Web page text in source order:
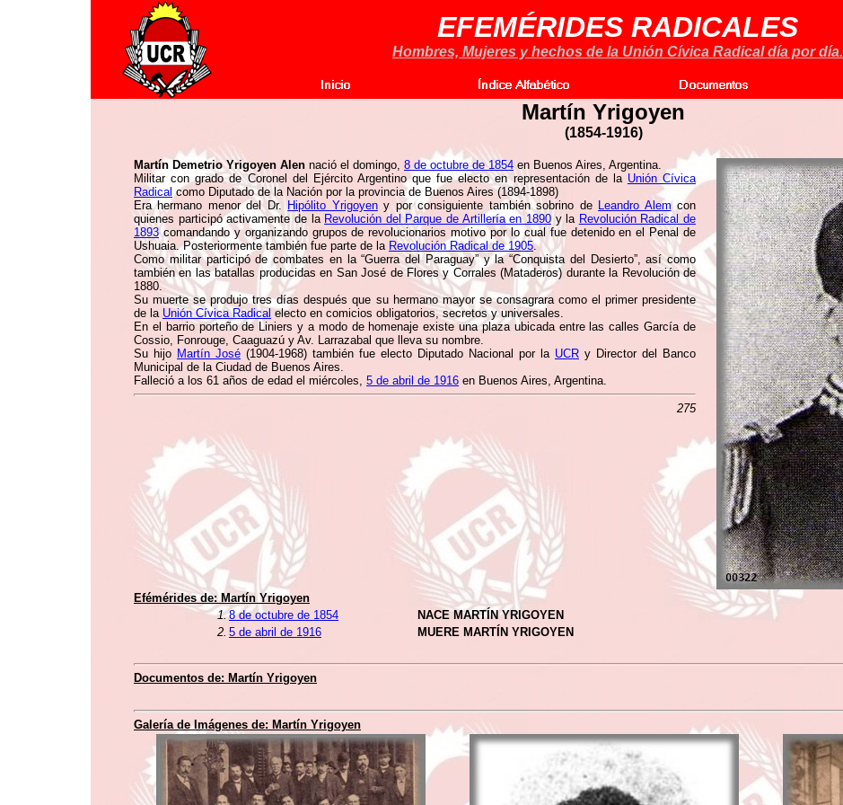
EFEMÉRIDES RADICALES
Hombres, Mujeres y hechos de la Unión Cívica Radical día por día.
Martín Yrigoyen
(1854-1916)
Martín Demetrio Yrigoyen Alen nació el domingo, 8 de octubre de 1854 en Buenos Aires, Argentina.
Militar con grado de Coronel del Ejército Argentino que fue electo en representación de la Unión Cívica
Radical como Diputado de la Nación por la provincia de Buenos Aires (1894-1898)
Era hermano menor del Dr. Hipólito Yrigoyeny por consiguiente también sobrino de Leandro Alemcon
quienes participó activamente de la Revolución del Parque de Artillería en 1890y la Revolución Radical de
1893comandando y organizando grupos de revolucionarios motivo por lo cual fue detenido en el Penal de
Ushuaia. Posteriormente también fue parte de la Revolución Radical de 1905.
Como militar participó de combates en la “Guerra del Paraguay” y la “Conquista del Desierto”, así como
también en las batallas producidas en San José de Flores y Corrales (Mataderos) durante la Revolución de
1880.
Su muerte se produjo tres días después que su hermano mayor se consagrara como el primer presidente
de la Unión Cívica Radical electo en comicios obligatorios, secretos y universales.
En el barrio porteño de Liniers y a modo de homenaje existe una plaza ubicada entre las calles García de
Cossio, Fonrouge, Caaguazú y Av. Larrazabal que lleva su nombre.
Su hijo Martín José (1904-1968) también fue electo Diputado Nacional por la UCR y Director del Banco
Municipal de la Ciudad de Buenos Aires.
Falleció a los 61 años de edad el miércoles, 5 de abril de 1916 en Buenos Aires, Argentina.
275
Efémérides de:Martín Yrigoyen
1.8 de octubre de 1854
NACE MARTÍN YRIGOYEN
2. 5 de abril de 1916 MUERE MARTÍN YRIGOYEN
Documentos de: Martín Yrigoyen
Galería de Imágenes de: Martín Yrigoyen